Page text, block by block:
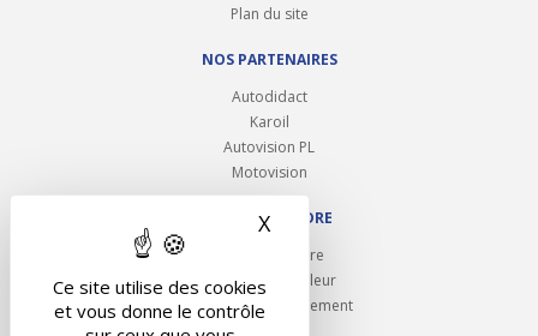
Ce site utilise des cookies
et vous donne le contrôle
X Masquer le bandeau des
Plan du site
NOS PARTENAIRES
Autodidact
Karoil
Autovision PL
Motovision
NOUS REJOINDRE
Ouvrir un centre
Devenez contrôleur
Carrières et recrutement